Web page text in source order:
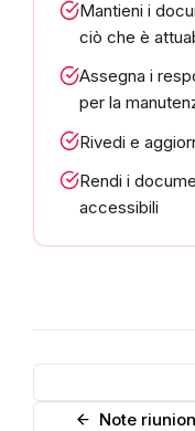
Mantieni i
ciò che è
Assegna i
per la
Rivedi e
Rendi i
accessibili
Note